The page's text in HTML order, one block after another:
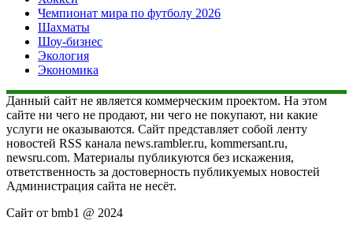
Чемпионат мира по футболу 2026
Шахматы
Шоу-бизнес
Экология
Экономика
Данный сайт не является коммерческим проектом. На этом
сайте ни чего не продают, ни чего не покупают, ни какие
услуги не оказываются. Сайт представляет собой ленту
новостей RSS канала news.rambler.ru, kommersant.ru,
newsru.com. Материалы публикуются без искажения,
ответственность за достоверность публикуемых новостей
Администрация сайта не несёт.
Сайт от bmb1 @ 2024